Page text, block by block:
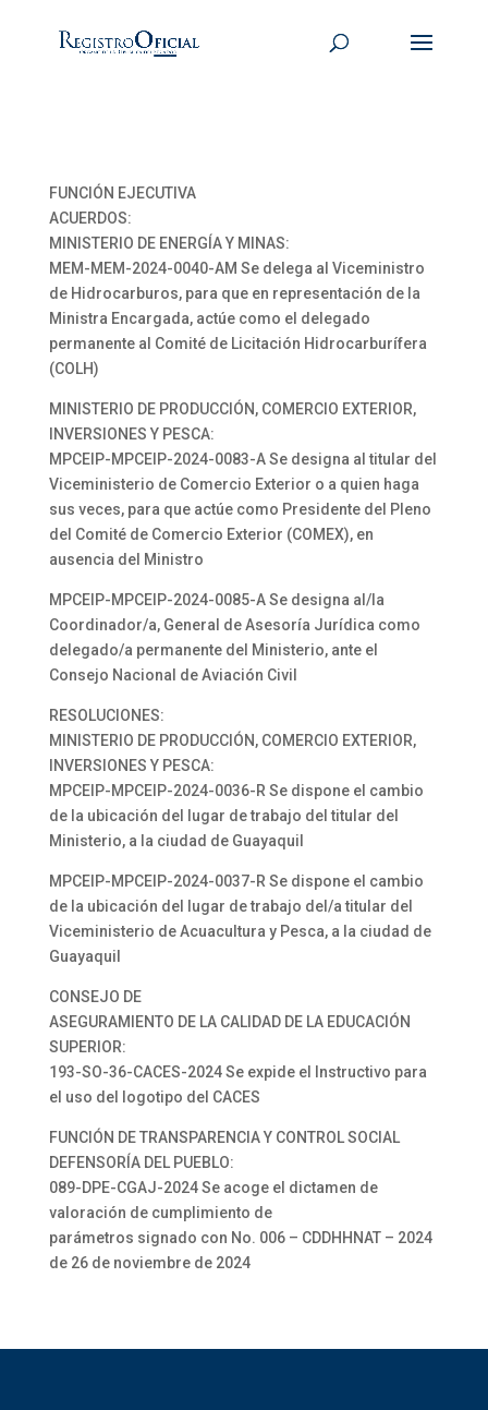
FUNCIÓN EJECUTIVA
ACUERDOS:
MINISTERIO DE ENERGÍA Y MINAS:
MEM-MEM-2024-0040-AM Se delega al Viceministro
de Hidrocarburos, para que en representación de la
Ministra Encargada, actúe como el delegado
permanente al Comité de Licitación Hidrocarburífera
(COLH)
MINISTERIO DE PRODUCCIÓN, COMERCIO EXTERIOR,
INVERSIONES Y PESCA:
MPCEIP-MPCEIP-2024-0083-A Se designa al titular del
Viceministerio de Comercio Exterior o a quien haga
sus veces, para que actúe como Presidente del Pleno
del Comité de Comercio Exterior (COMEX), en
ausencia del Ministro
MPCEIP-MPCEIP-2024-0085-A Se designa al/la
Coordinador/a, General de Asesoría Jurídica como
delegado/a permanente del Ministerio, ante el
Consejo Nacional de Aviación Civil
RESOLUCIONES:
MINISTERIO DE PRODUCCIÓN, COMERCIO EXTERIOR,
INVERSIONES Y PESCA:
MPCEIP-MPCEIP-2024-0036-R Se dispone el cambio
de la ubicación del lugar de trabajo del titular del
Ministerio, a la ciudad de Guayaquil
MPCEIP-MPCEIP-2024-0037-R Se dispone el cambio
de la ubicación del lugar de trabajo del/a titular del
Viceministerio de Acuacultura y Pesca, a la ciudad de
Guayaquil
CONSEJO DE
ASEGURAMIENTO DE LA CALIDAD DE LA EDUCACIÓN
SUPERIOR:
193-SO-36-CACES-2024 Se expide el Instructivo para
el uso del logotipo del CACES
FUNCIÓN DE TRANSPARENCIA Y CONTROL SOCIAL
DEFENSORÍA DEL PUEBLO:
089-DPE-CGAJ-2024 Se acoge el dictamen de
valoración de cumplimiento de
parámetros signado con No. 006 – CDDHHNAT – 2024
de 26 de noviembre de 2024